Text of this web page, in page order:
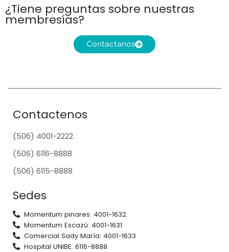
¿Tiene preguntas sobre nuestras
membresías?
Contactanos
Contactenos
(506) 4001-2222
(506) 6116-8888
(506) 6115-8888
Sedes
Momentum pinares: 4001-1632
Momentum Escazú: 4001-1631
Comercial Sady María: 4001-1633
Hospital UNIBE: 6116-8888